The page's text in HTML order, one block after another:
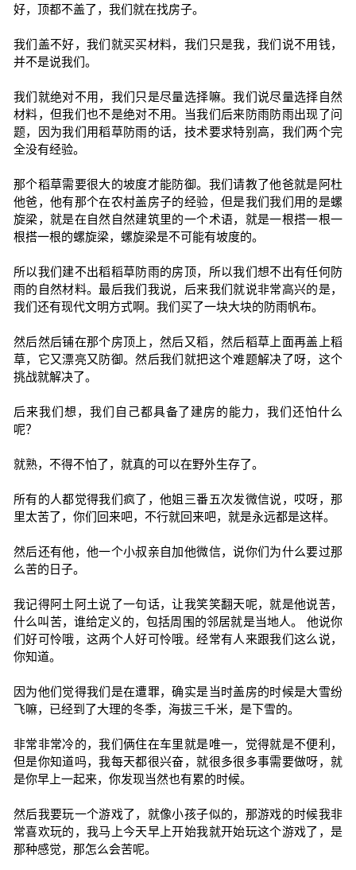
好，顶都不盖了，我们就在找房子。
我们盖不好，我们就买买材料，我们只是我，我们说不用钱，
并不是说我们。
我们就绝对不用，我们只是尽量选择嘛。我们说尽量选择自然
材料，但我们也不是绝对不用。当我们后来防雨防雨出现了问
题，因为我们用稻草防雨的话，技术要求特别高，我们两个完
全没有经验。
那个稻草需要很大的坡度才能防御。我们请教了他爸就是阿杜
他爸，他有那个在农村盖房子的经验，但是我们我们用的是螺
旋梁，就是在自然自然建筑里的一个术语，就是一根搭一根一
根搭一根的螺旋梁，螺旋梁是不可能有坡度的。
所以我们建不出稻稻草防雨的房顶，所以我们想不出有任何防
雨的自然材料。最后我们我说，后来我们就说非常高兴的是，
我们还有现代文明方式啊。我们买了一块大块的防雨帆布。
然后然后铺在那个房顶上，然后又稻，然后稻草上面再盖上稻
草，它又漂亮又防御。然后我们就把这个难题解决了呀，这个
挑战就解决了。
后来我们想，我们自己都具备了建房的能力，我们还怕什么
呢？
就熟，不得不怕了，就真的可以在野外生存了。
所有的人都觉得我们疯了，他姐三番五次发微信说，哎呀，那
里太苦了，你们回来吧，不行就回来吧，就是永远都是这样。
然后还有他，他一个小叔亲自加他微信，说你们为什么要过那
么苦的日子。
我记得阿土阿土说了一句话，让我笑笑翻天呢，就是他说苦，
什么叫苦，谁给定义的，包括周围的邻居就是当地人。 他说你
们好可怜哦，这两个人好可怜哦。经常有人来跟我们这么说，
你知道。
因为他们觉得我们是在遭罪，确实是当时盖房的时候是大雪纷
飞嘛，已经到了大理的冬季，海拔三千米，是下雪的。
非常非常冷的，我们俩住在车里就是唯一，觉得就是不便利，
但是你知道吗，我每天都很兴奋，就很多很多事需要做呀，就
是你早上一起来，你发现当然也有累的时候。
然后我要玩一个游戏了，就像小孩子似的，那游戏的时候我非
常喜欢玩的，我马上今天早上开始我就开始玩这个游戏了，是
那种感觉，那怎么会苦呢。